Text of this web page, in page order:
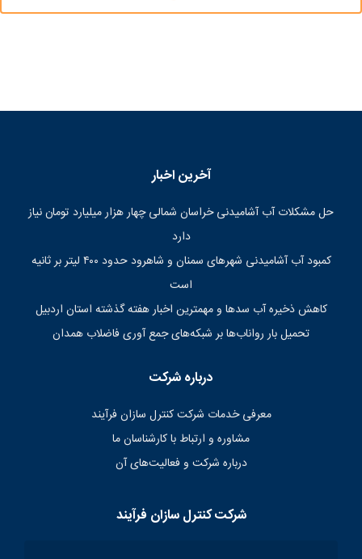
آخرین اخبار
حل مشکلات آب آشامیدنی خراسان شمالی چهار هزار میلیارد تومان نیاز
دارد
کمبود آب آشامیدنی شهرهای سمنان و شاهرود حدود ۴۰۰ لیتر بر ثانیه
است
کاهش ذخیره آب سدها و مهمترین اخبار هفته گذشته استان اردبیل
تحمیل بار رواناب‌ها بر شبکه‌های جمع آوری فاضلاب همدان
درباره شرکت
معرفی خدمات شرکت کنترل سازان فرآیند
مشاوره و ارتباط با کارشناسان ما
درباره شرکت و فعالیت‌های آن
شرکت کنترل سازان فرآیند